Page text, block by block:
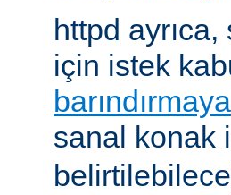
httpd
için istek
barındırmaya
sanal konak